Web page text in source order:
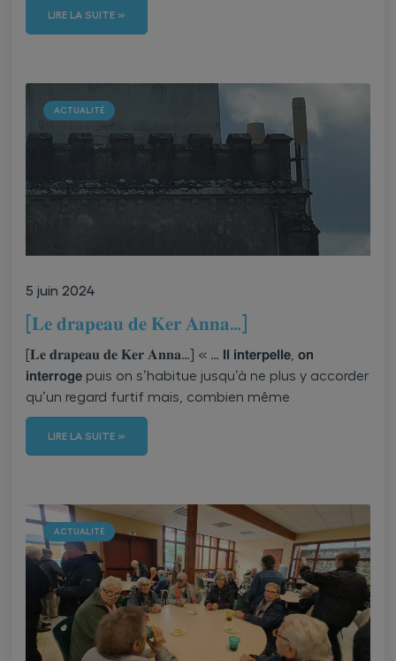
LIRE LA SUITE »
ACTUALITÉ
[𝐋𝐞 𝐝𝐫𝐚𝐩𝐞𝐚𝐮 𝐝𝐞 𝐊𝐞𝐫 𝐀𝐧𝐧𝐚…]
[𝐋𝐞 𝐝𝐫𝐚𝐩𝐞𝐚𝐮 𝐝𝐞 𝐊𝐞𝐫 𝐀𝐧𝐧𝐚…] « … 𝗜𝗹 𝗶𝗻𝘁𝗲𝗿𝗽𝗲𝗹𝗹𝗲, 𝗼𝗻
𝗶𝗻𝘁𝗲𝗿𝗿𝗼𝗴𝗲 puis on s’habitue jusqu’à ne plus y accorder
qu’un regard furtif mais, combien même
LIRE LA SUITE »
5 juin 2024
ACTUALITÉ